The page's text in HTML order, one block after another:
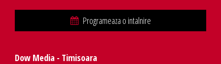
Programeaza o intalnire
Dow Media - Timisoara